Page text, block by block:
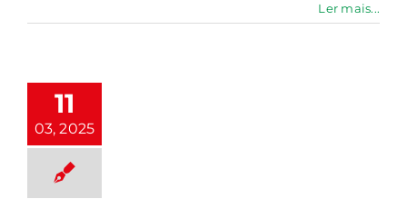
Ler mais...
11
03, 2025
da
público
e